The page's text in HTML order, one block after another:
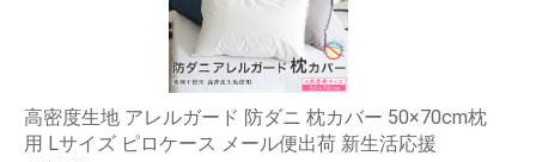
高密度生地 アレルガード 防ダニ 枕カバー 50×70cm枕
用 Lサイズ ピロケース メール便出荷 新生活応援